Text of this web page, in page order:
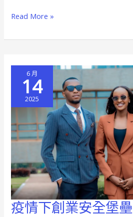
務
解
析
Read More »
6 月
14
2025
疫情下創業安全堡
疫